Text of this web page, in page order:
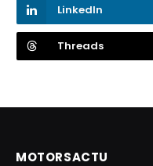
LinkedIn
Threads
MOTORSACTU